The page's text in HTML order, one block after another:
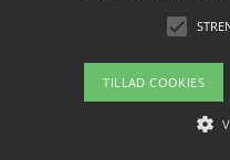
Copyright
Om / kontakt
TILLAD COOKIES